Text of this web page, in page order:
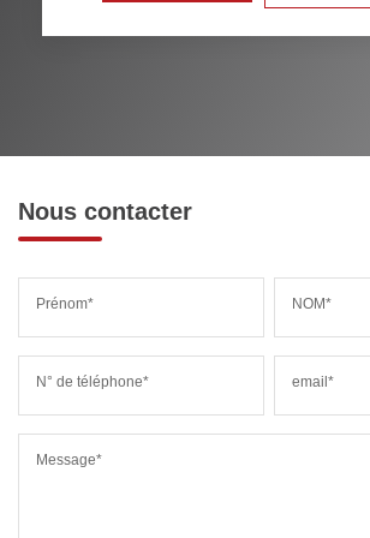
Nous contacter
Prénom* NOM*
N° de téléphone* email*
Message*